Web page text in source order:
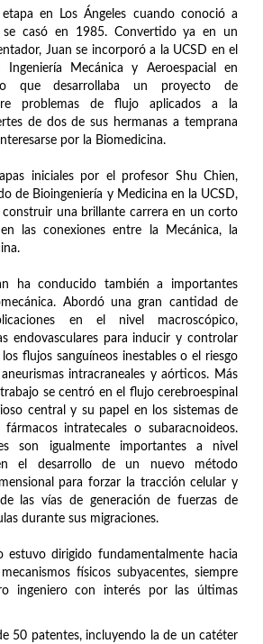
en Los Ángeles cuando conoció a
se casó en 1985. Convertido ya en un
Juan se incorporó a la UCSD en el
Ingeniería Mecánica y Aeroespacial en
que desarrollaba un proyecto de
problemas de flujo aplicados a la
de dos de sus hermanas a temprana
por la Biomedicina.
iniciales por el profesor Shu Chien,
de Bioingeniería y Medicina en la UCSD,
construir una brillante carrera en un corto
las conexiones entre la Mecánica, la
ha conducido también a importantes
Abordó una gran cantidad de
en el nivel macroscópico,
endovasculares para inducir y controlar
flujos sanguíneos inestables o el riesgo
intracraneales y aórticos. Más
se centró en el flujo cerebroespinal
central y su papel en los sistemas de
intratecales o subaracnoideos.
son igualmente importantes a nivel
el desarrollo de un nuevo método
para forzar la tracción celular y
las vías de generación de fuerzas de
durante sus migraciones.
estuvo dirigido fundamentalmente hacia
físicos subyacentes, siempre
ingeniero con interés por las últimas
50 patentes, incluyendo la de un catéter